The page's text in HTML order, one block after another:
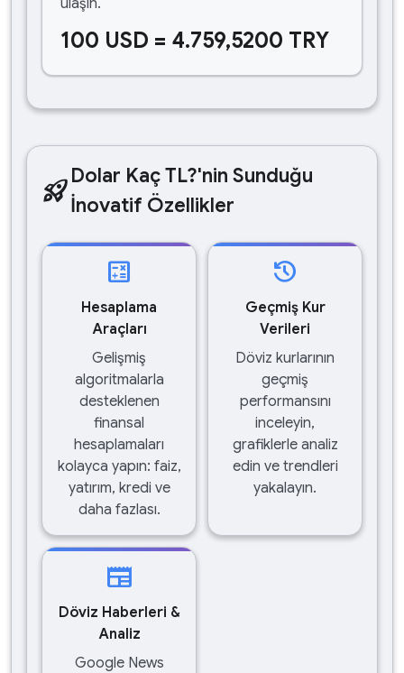
ulaşın.
100 USD = 4.759,5200 TRY
rocket_launchDolar Kaç TL?'nin Sunduğu
İnovatif Özellikler
calculate
Hesaplama
Araçları
Gelişmiş
algoritmalarla
desteklenen
finansal
hesaplamaları
kolayca yapın: faiz,
yatırım, kredi ve
daha fazlası.
history
Geçmiş Kur
Verileri
Döviz kurlarının
geçmiş
performansını
inceleyin,
grafiklerle analiz
edin ve trendleri
yakalayın.
newspaper
Döviz Haberleri &
Analiz
Google News